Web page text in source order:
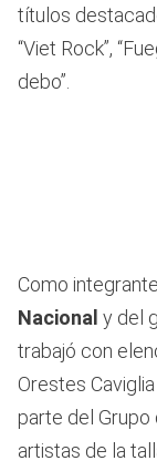
títulos
“Viet Rock”,
debo”.
Como
Nacional y del
trabajó con
Orestes
parte del
artistas de la